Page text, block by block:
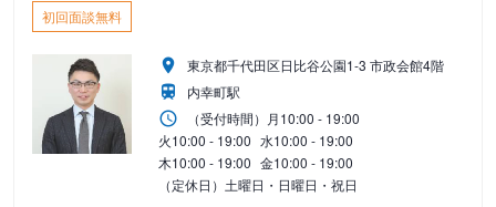
初回面談無料
東京都千代田区日比谷公園1-3 市政会館4階
内幸町駅
（受付時間） 月10:00 - 19:00
火10:00 - 19:00 水10:00 - 19:00
木10:00 - 19:00 金10:00 - 19:00
（定休日）土曜日・日曜日・祝日